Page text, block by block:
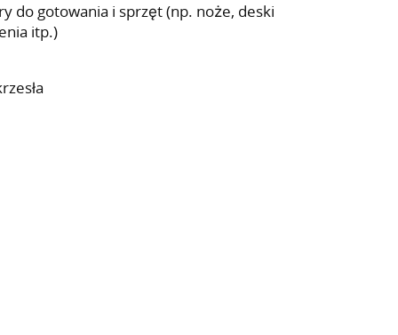
do gotowania i sprzęt (np. noże, deski
itp.)